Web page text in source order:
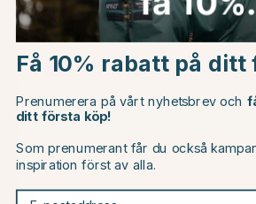
GROOMING DELUXE
Hovsalva Equi Hoof Zinc
KEVIN
359
Choose country
EU
Få 10% rabatt på ditt
Prenumerera på vårt nyhetsbrev och
ditt första köp!
Som prenumerant får du också
inspiration först av alla.
E-postaddress